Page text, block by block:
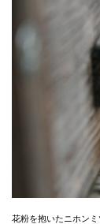
花粉を抱いたニホン